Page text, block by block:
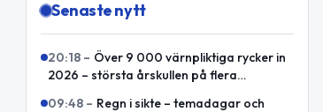
Senaste nytt
20:18 – Över 9 000 värnpliktiga rycker in
2026 – största årskullen på flera
09:48 – Regn i sikte – temadagar och